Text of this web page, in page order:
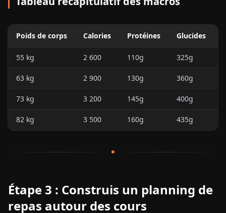
Poids de corps Calories Protéines Glucides
55 kg 2 600 110g 325g
63 kg 2 900 130g 360g
73 kg 3 200 145g 400g
82 kg 3 500 160g 435g
Étape 3 : Construis un planning de
repas autour des cours